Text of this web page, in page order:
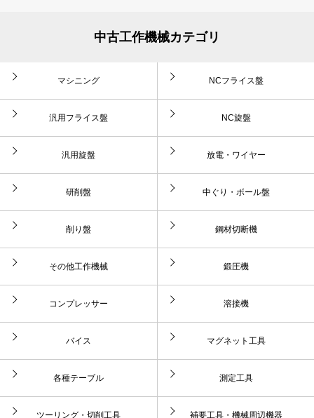
中古工作機械カテゴリ
マシニング NCフライス盤
汎用フライス盤 NC旋盤
汎用旋盤 放電・ワイヤー
研削盤 中ぐり・ボール盤
削り盤 鋼材切断機
その他工作機械 鍛圧機
コンプレッサー 溶接機
バイス マグネット工具
各種テーブル 測定工具
ツーリング・切削工具 補要工具・機械周辺機器